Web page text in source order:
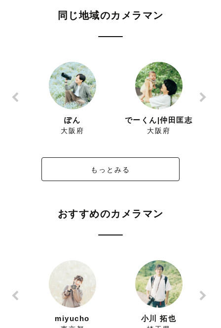
同じ地域のカメラマン
ぽん
大阪府
でーくん|仲田匡志
大阪府
もっとみる
おすすめのカメラマン
miyucho 小川 拓也